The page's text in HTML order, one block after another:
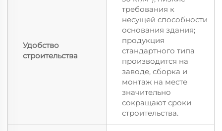
Удобство
строительства
требования к
несущей способности
основания здания;
продукция
стандартного типа
производится на
заводе, сборка и
монтаж на месте
значительно
сокращают сроки
строительства.